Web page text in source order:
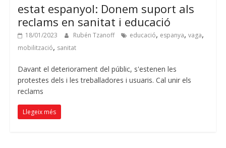
estat espanyol: Donem suport als
reclams en sanitat i educació
18/01/2023 Rubén Tzanoff educació, espanya, vaga,
mobilització, sanitat
Davant el deteriorament del públic, s'estenen les
protestes dels i les treballadores i usuaris. Cal unir els
reclams
Llegeix més